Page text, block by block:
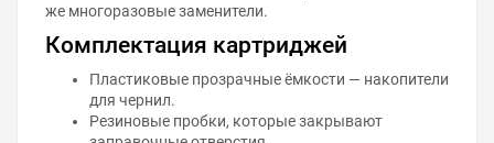
же многоразовые заменители.
Комплектация картриджей
Пластиковые прозрачные ёмкости — накопители
для чернил.
Резиновые пробки, которые закрывают